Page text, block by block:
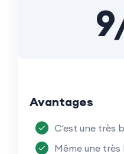
Avantages
C'est une très
Même une très